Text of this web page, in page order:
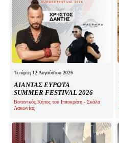
Τετάρτη 12 Αυγούστου 2026
ΑΙΑΝΤΑΣ ΕΥΡΩΤΑ
SUMMER FESTIVAL 2026
Βοτανικός Κήπος του Ιπποκράτη - Σκάλα
Λακωνίας